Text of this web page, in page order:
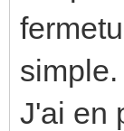
simple.
J'ai en